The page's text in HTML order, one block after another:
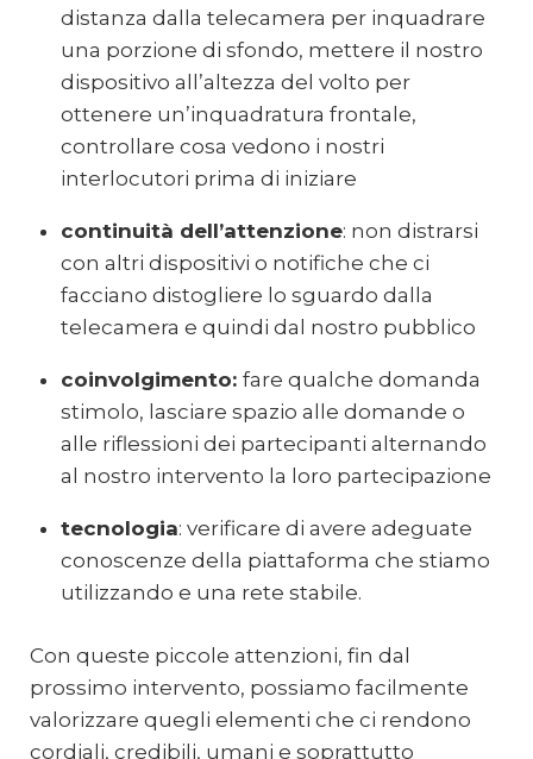
distanza dalla telecamera per inquadrare
una porzione di sfondo, mettere il nostro
dispositivo all’altezza del volto per
ottenere un’inquadratura frontale,
controllare cosa vedono i nostri
interlocutori prima di iniziare
continuità dell’attenzione: non distrarsi
con altri dispositivi o notifiche che ci
facciano distogliere lo sguardo dalla
telecamera e quindi dal nostro pubblico
coinvolgimento: fare qualche domanda
stimolo, lasciare spazio alle domande o
alle riflessioni dei partecipanti alternando
al nostro intervento la loro partecipazione
tecnologia: verificare di avere adeguate
conoscenze della piattaforma che stiamo
utilizzando e una rete stabile.
Con queste piccole attenzioni, fin dal
prossimo intervento, possiamo facilmente
valorizzare quegli elementi che ci rendono
cordiali, credibili, umani e soprattutto